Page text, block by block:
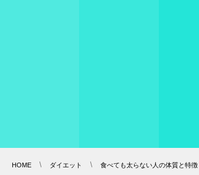
HOME ダイエット 食べても太らない人の体質と特徴